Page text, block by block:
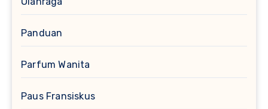
Panduan
Parfum Wanita
Paus Fransiskus